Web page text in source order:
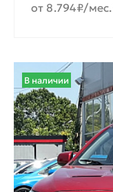
от 8.794₽/мес.
В наличии